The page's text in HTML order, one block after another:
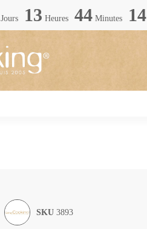
Jours 13 Heures 44 Minutes 13
SKU 3893